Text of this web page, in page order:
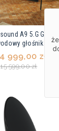
A9 5.G Gold
głośnik
999,00 zł
15 599,00 zł